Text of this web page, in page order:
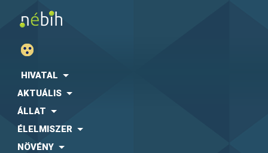
HIVATAL
AKTUÁLIS
ÁLLAT
ÉLELMISZER
NÖVÉNY